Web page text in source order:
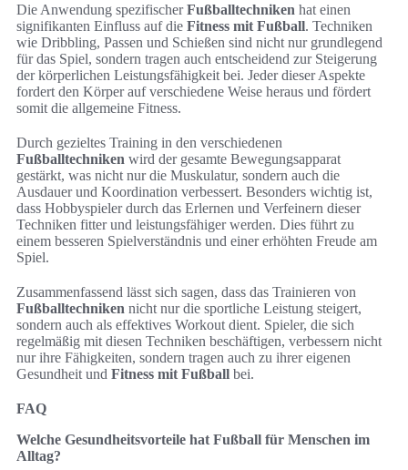
Die Anwendung spezifischerFußballtechniken hat einen
signifikanten Einfluss auf die Fitness mit Fußball. Techniken
wie Dribbling, Passen und Schießen sind nicht nur grundlegend
für das Spiel, sondern tragen auch entscheidend zur Steigerung
der körperlichen Leistungsfähigkeit bei. Jeder dieser Aspekte
fordert den Körper auf verschiedene Weise heraus und fördert
somit die allgemeine Fitness.
Durch gezieltes Training in den verschiedenen
Fußballtechniken wird der gesamte Bewegungsapparat
gestärkt, was nicht nur die Muskulatur, sondern auch die
Ausdauer und Koordination verbessert. Besonders wichtig ist,
dass Hobbyspieler durch das Erlernen und Verfeinern dieser
Techniken fitter und leistungsfähiger werden. Dies führt zu
einem besseren Spielverständnis und einer erhöhten Freude am
Spiel.
Zusammenfassend lässt sich sagen, dass das Trainieren von
Fußballtechniken nicht nur die sportliche Leistung steigert,
sondern auch als effektives Workout dient. Spieler, die sich
regelmäßig mit diesen Techniken beschäftigen, verbessern nicht
nur ihre Fähigkeiten, sondern tragen auch zu ihrer eigenen
Gesundheit und Fitness mit Fußball bei.
FAQ
Welche Gesundheitsvorteile hat Fußball für Menschen im
Alltag?